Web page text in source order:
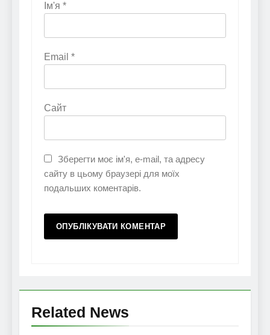
Ім'я *
Email *
Сайт
Зберегти моє ім'я, e-mail, та адресу
сайту в цьому браузері для моїх
подальших коментарів.
Related News